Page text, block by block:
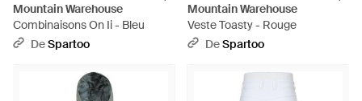
Mountain Warehouse
Combinaisons On Ii - Bleu
DeSpartoo
Mountain Warehouse
Veste Toasty - Rouge
DeSpartoo